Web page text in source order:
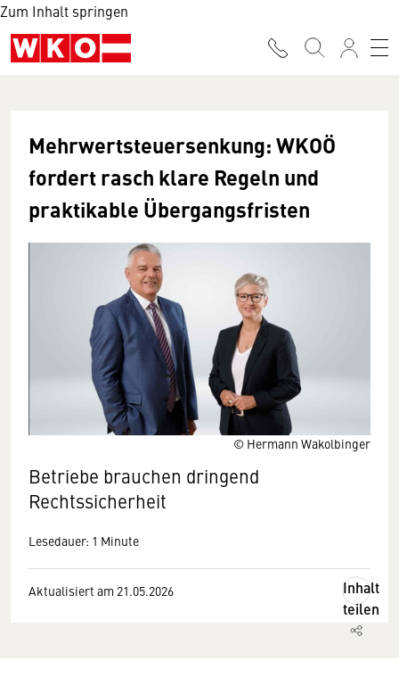
Zum Inhalt springen
© Hermann Wakolbinger
Mehrwertsteuersenkung: WKOÖ
fordert rasch klare Regeln und
praktikable Übergangsfristen
Betriebe brauchen dringend
Rechtssicherheit
Lesedauer: 1 Minute
Aktualisiert am 21.05.2026
Inhalt
teilen